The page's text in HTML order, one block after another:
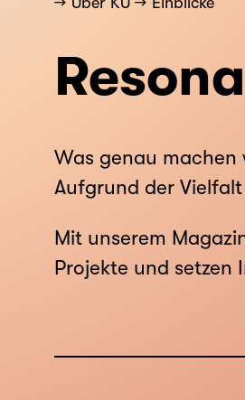
Was genau machen
Aufgrund der
Mit unserem
Projekte und setzen